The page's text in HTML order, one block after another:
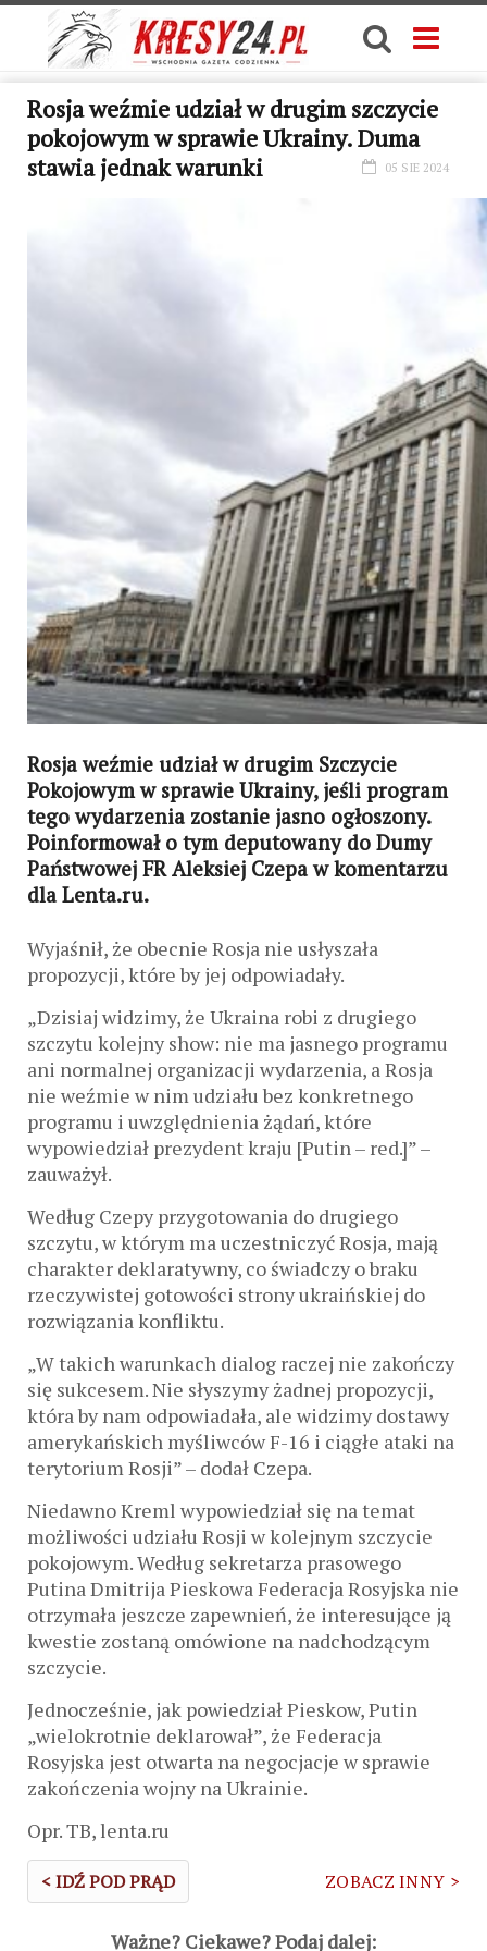
Rosja weźmie udział w drugim szczycie
pokojowym w sprawie Ukrainy. Duma
stawia jednak warunki
05 SIE 2024
Rosja weźmie udział w drugim Szczycie
Pokojowym w sprawie Ukrainy, jeśli program
tego wydarzenia zostanie jasno ogłoszony.
Poinformował o tym deputowany do Dumy
Państwowej FR Aleksiej Czepa w komentarzu
dla Lenta.ru.
Wyjaśnił, że obecnie Rosja nie usłyszała
propozycji, które by jej odpowiadały.
„Dzisiaj widzimy, że Ukraina robi z drugiego
szczytu kolejny show: nie ma jasnego programu
ani normalnej organizacji wydarzenia, a Rosja
nie weźmie w nim udziału bez konkretnego
programu i uwzględnienia żądań, które
wypowiedział prezydent kraju [Putin – red.]” –
zauważył.
Według Czepy przygotowania do drugiego
szczytu, w którym ma uczestniczyć Rosja, mają
charakter deklaratywny, co świadczy o braku
rzeczywistej gotowości strony ukraińskiej do
rozwiązania konfliktu.
„W takich warunkach dialog raczej nie zakończy
się sukcesem. Nie słyszymy żadnej propozycji,
która by nam odpowiadała, ale widzimy dostawy
amerykańskich myśliwców F-16 i ciągłe ataki na
terytorium Rosji” – dodał Czepa.
Niedawno Kreml wypowiedział się na temat
możliwości udziału Rosji w kolejnym szczycie
pokojowym. Według sekretarza prasowego
Putina Dmitrija Pieskowa Federacja Rosyjska nie
otrzymała jeszcze zapewnień, że interesujące ją
kwestie zostaną omówione na nadchodzącym
szczycie.
Jednocześnie, jak powiedział Pieskow, Putin
„wielokrotnie deklarował”, że Federacja
Rosyjska jest otwarta na negocjacje w sprawie
zakończenia wojny na Ukrainie.
Opr. TB, lenta.ru
< IDŹ POD PRĄD ZOBACZ INNY >
Ważne? Ciekawe? Podaj dalej: